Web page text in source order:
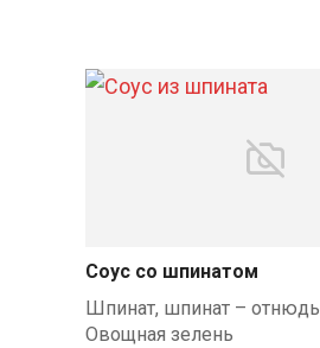
Соус со шпинатом
Шпинат, шпинат –
Овощная зелень